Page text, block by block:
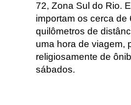
72, Zona Sul do Rio.
importam os cerca de
quilômetros de
uma hora de viagem,
religiosamente de
sábados.